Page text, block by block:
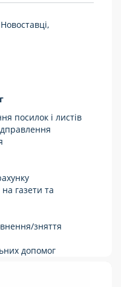
«Пріоритетний»
«Базовий»
посилок і листів
газети та
зняття
допомог